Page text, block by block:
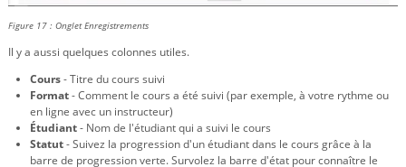
Figure 17 : Onglet Enregistrements
Il y a aussi quelques colonnes utiles.
Cours- Titre du cours suivi
Format- Comment le cours a été suivi (par exemple, à votre rythme ou
en ligne avec un instructeur)
Étudiant- Nom de l'étudiant qui a suivi le cours
Statut- Suivez la progression d'un étudiant dans le cours grâce à la
barre de progression verte. Survolez la barre d'état pour connaître le